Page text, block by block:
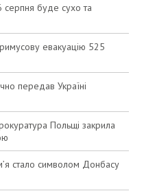
серпня буде сухо та
евакуацію 525
передав Україні
Польщі закрила
стало символом Донбасу